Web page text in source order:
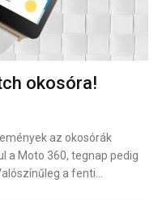
okosóra!
az okosórák
a Moto 360, tegnap pedig
a fenti…